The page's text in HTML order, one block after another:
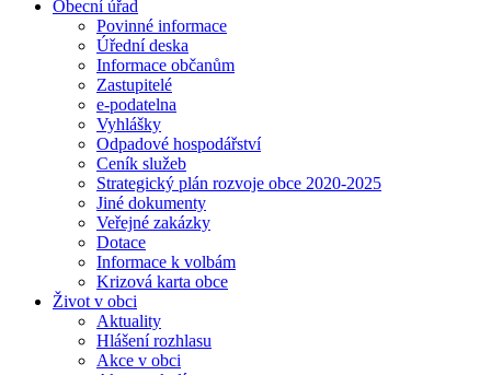
Obecní úřad
Povinné informace
Úřední deska
Informace občanům
Zastupitelé
e-podatelna
Vyhlášky
Odpadové hospodářství
Ceník služeb
Strategický plán rozvoje obce 2020-2025
Jiné dokumenty
Veřejné zakázky
Dotace
Informace k volbám
Krizová karta obce
Život v obci
Aktuality
Hlášení rozhlasu
Akce v obci